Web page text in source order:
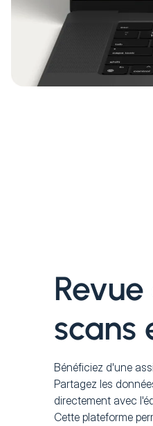
scans
Bénéficiez d'une
Partagez les
directement avec
Cette plateforme